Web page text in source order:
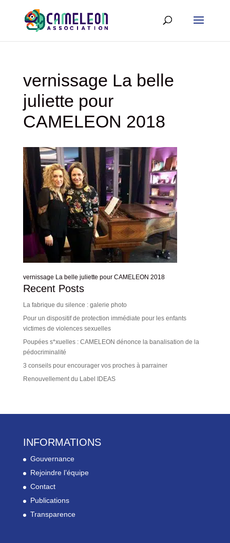
vernissage La belle
juliette pour
CAMELEON 2018
vernissage La belle juliette pour CAMELEON 2018
Recent Posts
La fabrique du silence : galerie photo
Pour un dispositif de protection immédiate pour les enfants
victimes de violences sexuelles
Poupées s*xuelles : CAMELEON dénonce la banalisation de la
pédocriminalité
3 conseils pour encourager vos proches à parrainer
Renouvellement du Label IDEAS
INFORMATIONS
Gouvernance
Rejoindre l’équipe
Contact
Publications
Transparence